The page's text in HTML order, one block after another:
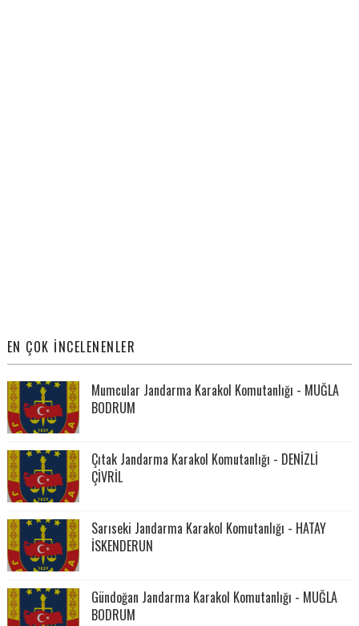
EN ÇOK İNCELENENLER
Mumcular Jandarma Karakol Komutanlığı - MUĞLA
BODRUM
Çıtak Jandarma Karakol Komutanlığı - DENİZLİ
ÇİVRİL
Sarıseki Jandarma Karakol Komutanlığı - HATAY
İSKENDERUN
Gündoğan Jandarma Karakol Komutanlığı - MUĞLA
BODRUM